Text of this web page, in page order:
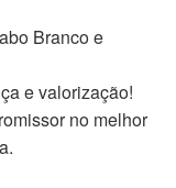
Branco e
e valorização!
no melhor